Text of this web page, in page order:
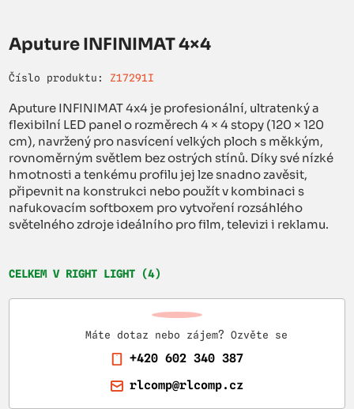
Aputure INFINIMAT 4×4
Číslo produktu: Z17291I
Aputure INFINIMAT 4x4 je profesionální, ultratenký a
flexibilní LED panel o rozměrech 4 × 4 stopy (120 × 120
cm), navržený pro nasvícení velkých ploch s měkkým,
rovnoměrným světlem bez ostrých stínů. Díky své nízké
hmotnosti a tenkému profilu jej lze snadno zavěsit,
připevnit na konstrukci nebo použít v kombinaci s
nafukovacím softboxem pro vytvoření rozsáhlého
světelného zdroje ideálního pro film, televizi i reklamu.
CELKEM V RIGHT LIGHT (4)
Máte dotaz nebo zájem? Ozvěte se
+420 602 340 387
rlcomp@rlcomp.cz